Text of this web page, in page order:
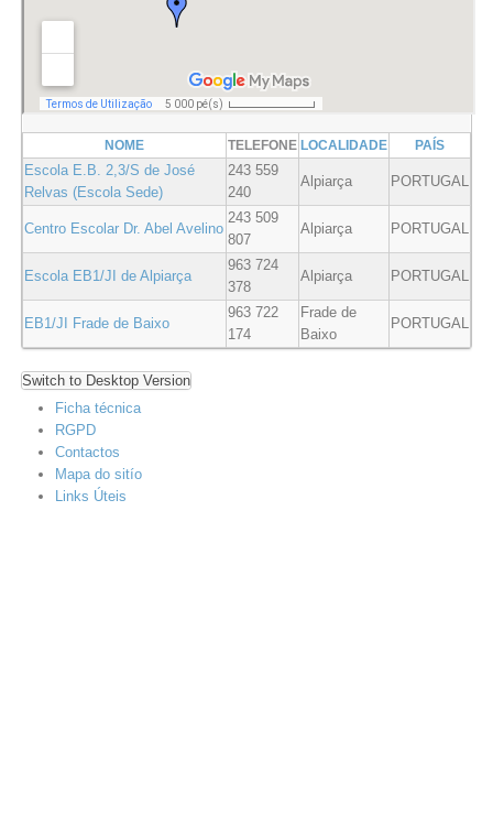
NOME TELEFONE LOCALIDADE PAÍS
Escola E.B. 2,3/S de José
Relvas (Escola Sede)
243 559
240
Alpiarça PORTUGAL
Centro Escolar Dr. Abel Avelino
243 509
807
Alpiarça PORTUGAL
Escola EB1/JI de Alpiarça
963 724
378
Alpiarça PORTUGAL
EB1/JI Frade de Baixo
963 722
174
Frade de
Baixo
PORTUGAL
Switch to Desktop Version
Ficha técnica
RGPD
Contactos
Mapa do sitío
Links Úteis